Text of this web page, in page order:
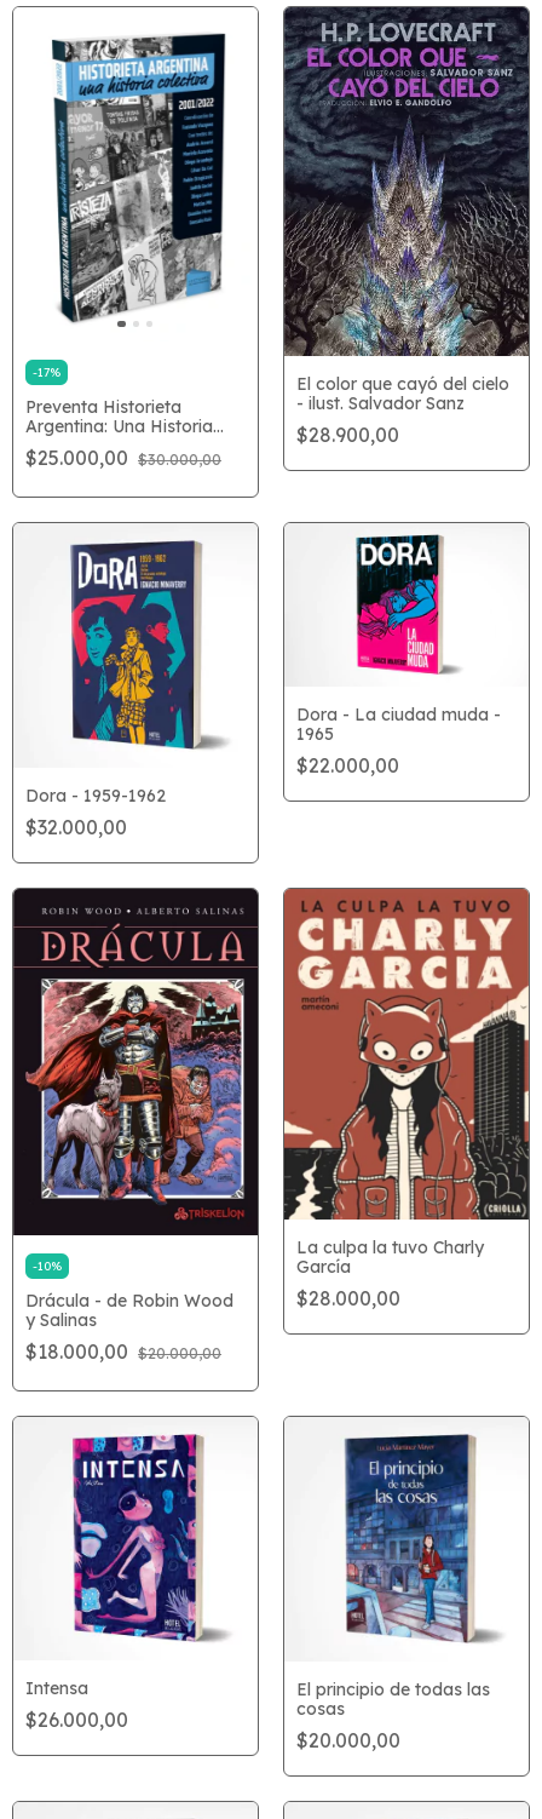
-17%
Preventa Historieta
Argentina: Una Historia
Colectiva
$25.000,00 $30.000,00
El color que cayó del cielo
- ilust. Salvador Sanz
$28.900,00
Dora - 1959-1962
$32.000,00
Dora - La ciudad muda -
1965
$22.000,00
-10%
Drácula - de Robin Wood
y Salinas
$18.000,00 $20.000,00
La culpa la tuvo Charly
García
$28.000,00
Intensa
$26.000,00
El principio de todas las
cosas
$20.000,00